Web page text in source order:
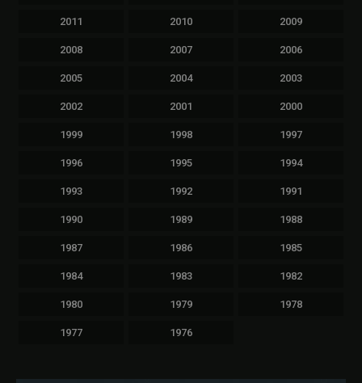
2011 2010 2009
2008 2007 2006
2005 2004 2003
2002 2001 2000
1999 1998 1997
1996 1995 1994
1993 1992 1991
1990 1989 1988
1987 1986 1985
1984 1983 1982
1980 1979 1978
1977 1976